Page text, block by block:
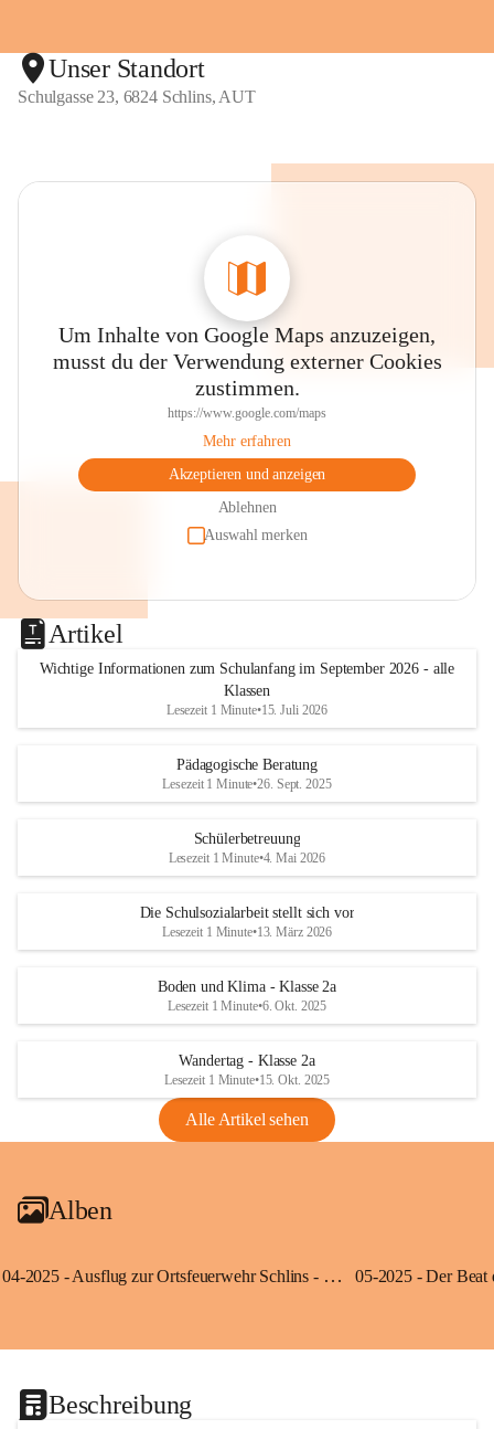
Unser Standort
Schulgasse 23, 6824 Schlins, AUT
Um Inhalte von Google Maps anzuzeigen,
musst du der Verwendung externer Cookies
zustimmen.
https://www.google.com/maps
Mehr erfahren
Akzeptieren und anzeigen
Ablehnen
Auswahl merken
Artikel
Wichtige Informationen zum Schulanfang im September 2026 - alle
Klassen
Lesezeit 1 Minute•15. Juli 2026
Pädagogische Beratung
Lesezeit 1 Minute•26. Sept. 2025
Schülerbetreuung
Lesezeit 1 Minute•4. Mai 2026
Die Schulsozialarbeit stellt sich vor
Lesezeit 1 Minute•13. März 2026
Boden und Klima - Klasse 2a
Lesezeit 1 Minute•6. Okt. 2025
Wandertag - Klasse 2a
Lesezeit 1 Minute•15. Okt. 2025
Alle Artikel sehen
Alben
04-2025 - Ausflug zur Ortsfeuerwehr Schlins - Klassen 3a und 3b
Beschreibung